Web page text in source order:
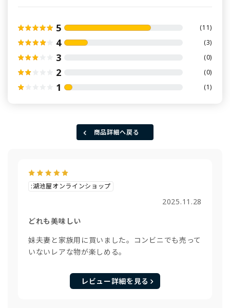
5 (11)
4 (3)
3 (0)
2 (0)
1 (1)
商品詳細へ戻る
:湖池屋オンラインショップ
2025.11.28
どれも美味しい
妹夫妻と家族用に買いました。コンビニでも売って
いないレアな物が楽しめる。
レビュー詳細を見る